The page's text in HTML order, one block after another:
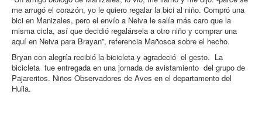
me arrugó el corazón, yo le quiero regalar la bici al niño. Compró una
bici en Manizales, pero el envío a Neiva le salía más caro que la
misma cicla, así que decidió regalársela a otro niño y comprar una
aquí en Neiva para Brayan”, referencia Mañosca sobre el hecho.
Bryan con alegría recibió la bicicleta y agradeció el gesto. La
bicicleta fue entregada en una jornada de avistamiento del grupo de
Pajareritos. Niños Observadores de Aves en el departamento del
Huila.